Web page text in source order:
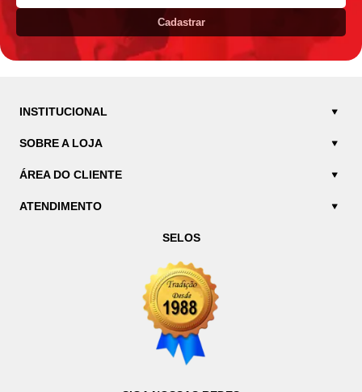
Cadastrar
INSTITUCIONAL
SOBRE A LOJA
ÁREA DO CLIENTE
ATENDIMENTO
SELOS